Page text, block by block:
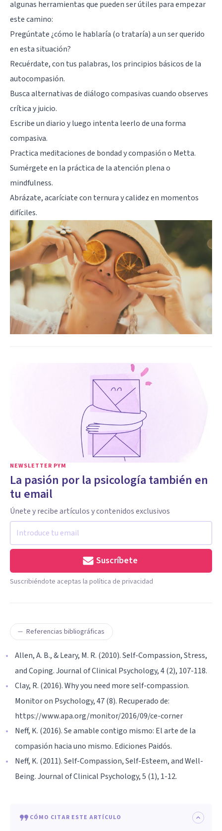
algunas herramientas que pueden ser útiles para empezar
este camino:
Pregúntate ¿cómo le hablaría (o trataría) a un ser querido
en esta situación?
Recuérdate, con tus palabras, los principios básicos de la
autocompasión.
Busca alternativas de diálogo compasivas cuando observes
crítica y juicio.
Escribe un diario y luego intenta leerlo de una forma
compasiva.
Practica meditaciones de bondad y compasión o Metta.
Sumérgete en la práctica de la atención plena o
mindfulness.
Abrázate, acaríciate con ternura y calidez en momentos
difíciles.
NEWSLETTER PYM
La pasión por la psicología también en
tu email
Únete y recibe artículos y contenidos exclusivos
Suscríbete
Suscribiéndote aceptas la política de privacidad
Referencias bibliográficas
Allen, A. B., & Leary, M. R. (2010). Self-Compassion, Stress,
and Coping. Journal of Clinical Psychology, 4 (2), 107-118.
Clay, R. (2016). Why you need more self-compassion.
Monitor on Psychology, 47 (8). Recuperado de:
https://www.apa.org/monitor/2016/09/ce-corner
Neff, K. (2016). Se amable contigo mismo: El arte de la
compasión hacia uno mismo. Ediciones Paidós.
Neff, K. (2011). Self-Compassion, Self-Esteem, and Well-
Being. Journal of Clinical Psychology, 5 (1), 1-12.
CÓMO CITAR ESTE ARTÍCULO